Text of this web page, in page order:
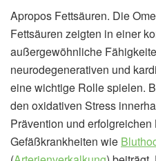
Apropos Fettsäuren. Die
Fettsäuren zeigten in einer
außergewöhnliche
neurodegenerativen und
eine wichtige Rolle spielen.
den oxidativen Stress
Prävention und
Gefäßkrankheiten wie